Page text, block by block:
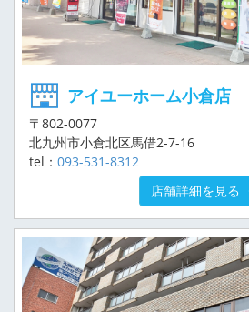
アイユーホーム小倉店
〒802-0077
北九州市小倉北区馬借2-7-16
tel： 093-531-8312
店舗詳細を見る